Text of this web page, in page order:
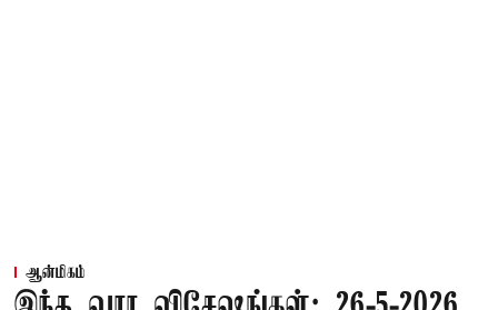
ஆன்மிகம்